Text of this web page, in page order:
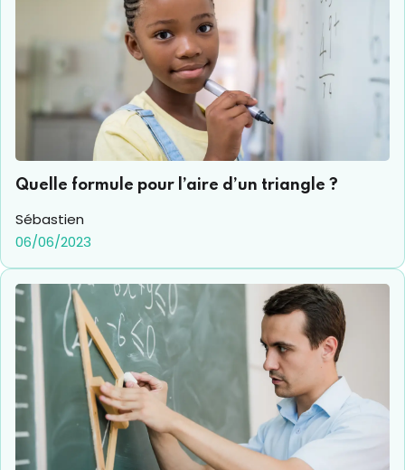
deux triangles rectangles. Ce dernier porte ce nom car
il représente exactement la moitié d’un rectangle.
Encore une autre façon de calculer son aire.
Quelle formule pour l’aire d’un triangle ?
Sébastien
06/06/2023